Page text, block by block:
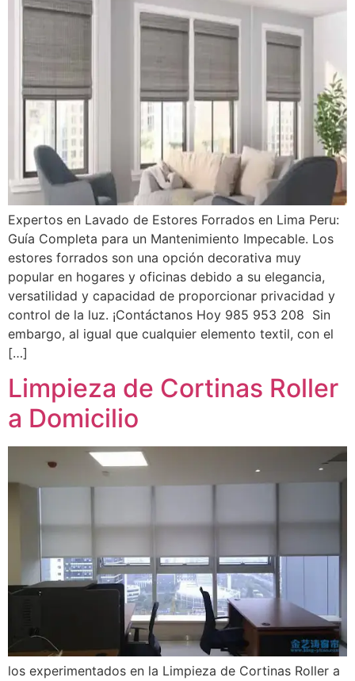
Expertos en Lavado de Estores Forrados en Lima Peru:
Guía Completa para un Mantenimiento Impecable. Los
estores forrados son una opción decorativa muy
popular en hogares y oficinas debido a su elegancia,
versatilidad y capacidad de proporcionar privacidad y
control de la luz. ¡Contáctanos Hoy 985 953 208 Sin
embargo, al igual que cualquier elemento textil, con el
[…]
Limpieza de Cortinas Roller
a Domicilio
los experimentados en la Limpieza de Cortinas Roller a